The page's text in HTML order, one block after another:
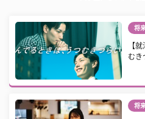
将
【
むき
将